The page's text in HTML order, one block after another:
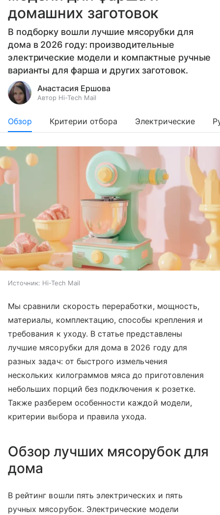
домашних заготовок
В подборку вошли лучшие мясорубки для
дома в 2026 году: производительные
электрические модели и компактные ручные
варианты для фарша и других заготовок.
Анастасия Ершова
Автор Hi-Tech Mail
Обзор Критерии отбора Электрические
Источник: Hi-Tech Mail
Мы сравнили скорость переработки, мощность,
материалы, комплектацию, способы крепления и
требования к уходу. В статье представлены
лучшие мясорубки для дома в 2026 году для
разных задач: от быстрого измельчения
нескольких килограммов мяса до приготовления
небольших порций без подключения к розетке.
Также разберем особенности каждой модели,
критерии выбора и правила ухода.
Обзор лучших мясорубок для
дома
В рейтинг вошли пять электрических и пять
ручных мясорубок. Электрические модели